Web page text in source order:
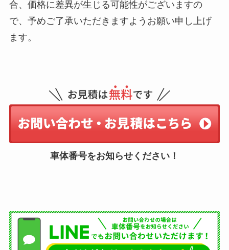
合、価格に差異が生じる可能性がございますの
で、予めご了承いただきますようお願い申し上げ
ます。
車体番号をお知らせください！